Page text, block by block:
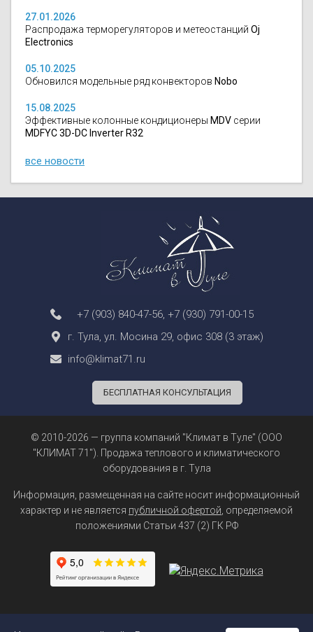
27.01.2026
Распродажа терморегуляторов и метеостанций Oj
Electronics
05.10.2025
Обновился модельные ряд конвекторов Nobo
15.08.2025
Эффективные колонные кондиционеры MDV серии
MDFYC 3D-DC Inverter R32
все новости
+7 (903) 840-47-56 +7 (930) 791-00-15
г. Тула, ул. Мосина 29, офис 308 (3 этаж)
info@klimat71.ru
БЕСПЛАТНАЯ КОНСУЛЬТАЦИЯ
© 2010-2026 — группа компаний "Климат в Туле" (ООО
"КЛИМАТ 71"). Продажа теплового и климатического
оборудования в г. Тула
Информация, размещенная на сайте носит информационный
характер и не является публичной офертой , определяемой
положениями Статьи 437 (2) ГК РФ